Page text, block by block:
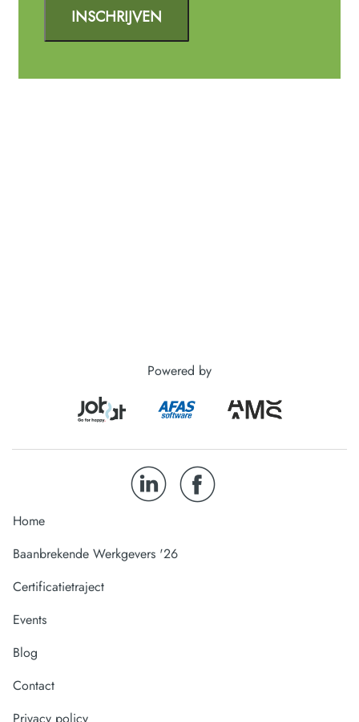
Powered by
Home
Baanbrekende Werkgevers '26
Certificatietraject
Events
Blog
Contact